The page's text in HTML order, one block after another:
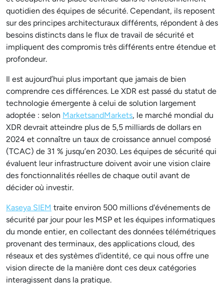
quotidien des équipes de sécurité. Cependant, ils reposent
sur des principes architecturaux différents, répondent à des
besoins distincts dans le flux de travail de sécurité et
impliquent des compromis très différents entre étendue et
profondeur.
Il est aujourd’hui plus important que jamais de bien
comprendre ces différences. Le XDR est passé du statut de
technologie émergente à celui de solution largement
adoptée : selon MarketsandMarkets, le marché mondial du
XDR devrait atteindre plus de 5,5 milliards de dollars en
2024 et connaître un taux de croissance annuel composé
(TCAC) de 31 % jusqu’en 2030. Les équipes de sécurité qui
évaluent leur infrastructure doivent avoir une vision claire
des fonctionnalités réelles de chaque outil avant de
décider où investir.
Kaseya SIEM traite environ 500 millions d'événements de
sécurité par jour pour les MSP et les équipes informatiques
du monde entier, en collectant des données télémétriques
provenant des terminaux, des applications cloud, des
réseaux et des systèmes d'identité, ce qui nous offre une
vision directe de la manière dont ces deux catégories
interagissent dans la pratique.